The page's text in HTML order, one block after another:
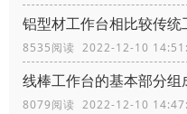
铝型材工作台相比较传
8535阅读 2022-12-10
线棒工作台的基本部分组
8079阅读 2022-12-10